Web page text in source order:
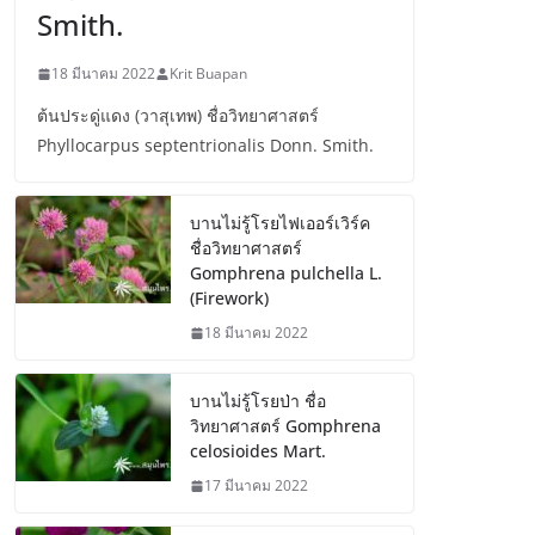
Smith.
18 มีนาคม 2022 Krit Buapan
ต้นประดู่แดง (วาสุเทพ) ชื่อวิทยาศาสตร์
Phyllocarpus septentrionalis Donn. Smith.
บานไม่รู้โรยไฟเออร์เวิร์ค
ชื่อวิทยาศาสตร์
Gomphrena pulchella L.
(Firework)
18 มีนาคม 2022
บานไม่รู้โรยป่า ชื่อ
วิทยาศาสตร์ Gomphrena
celosioides Mart.
17 มีนาคม 2022